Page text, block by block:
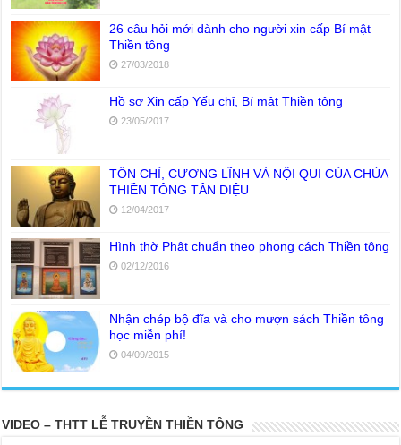
26 câu hỏi mới dành cho người xin cấp Bí mật
Thiền tông
27/03/2018
Hồ sơ Xin cấp Yếu chỉ, Bí mật Thiền tông
23/05/2017
TÔN CHỈ, CƯƠNG LĨNH VÀ NỘI QUI CỦA CHÙA
THIỀN TÔNG TÂN DIỆU
12/04/2017
Hình thờ Phật chuẩn theo phong cách Thiền tông
02/12/2016
Nhận chép bộ đĩa và cho mượn sách Thiền tông
học miễn phí!
04/09/2015
VIDEO – THTT LỄ TRUYỀN THIỀN TÔNG